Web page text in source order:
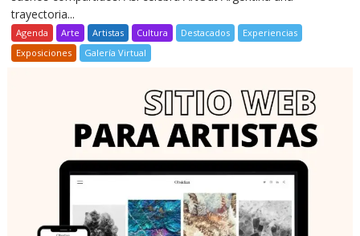
trayectoria...
Agenda Arte Artistas Cultura Destacados
Experiencias
Exposiciones
Galería Virtual